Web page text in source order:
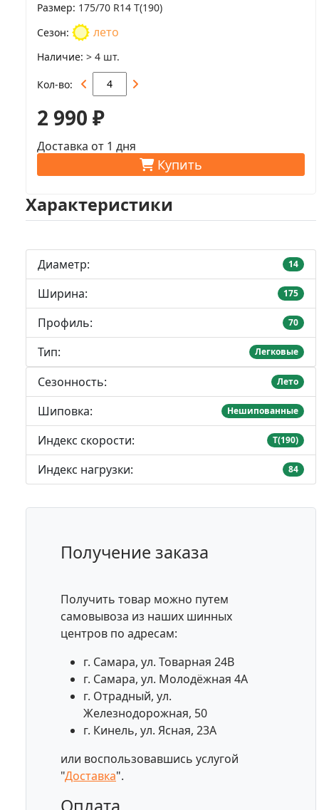
Размер 175/70 R14 T(190)
Сезон
лето
Наличие > 4 шт.
Кол-во
2 990 ₽
Доставка от 1 дня
Купить
Характеристики
Диаметр: 14
Ширина: 175
Профиль: 70
Тип: Легковые
Сезонность: Лето
Шиповка: Нешипованные
Индекс скорости: T(190)
Индекс нагрузки: 84
Получение заказа
Получить товар можно путем
самовывоза из наших шинных
центров по адресам:
г. Самара, ул. Товарная 24В
г. Самара, ул. Молодёжная 4А
г. Отрадный, ул.
Железнодорожная, 50
г. Кинель, ул. Ясная, 23А
или воспользовавшись услугой
"Доставка".